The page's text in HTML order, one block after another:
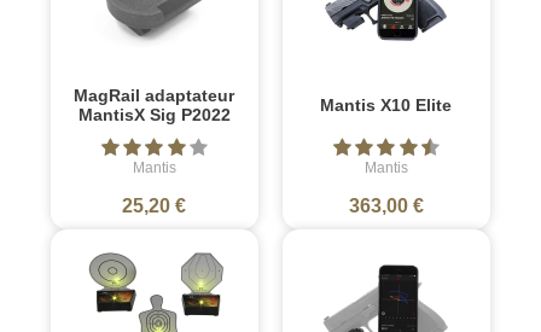
MagRail adaptateur
MantisX Sig P2022
Mantis
25,20 €
Mantis X10 Elite
Mantis
363,00 €